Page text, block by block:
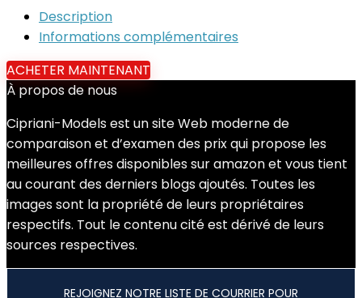
Description
Informations complémentaires
ACHETER MAINTENANT
À propos de nous
Cipriani-Models est un site Web moderne de
comparaison et d’examen des prix qui propose les
meilleures offres disponibles sur amazon et vous tient
au courant des derniers blogs ajoutés. Toutes les
images sont la propriété de leurs propriétaires
respectifs. Tout le contenu cité est dérivé de leurs
sources respectives.
REJOIGNEZ NOTRE LISTE DE COURRIER POUR